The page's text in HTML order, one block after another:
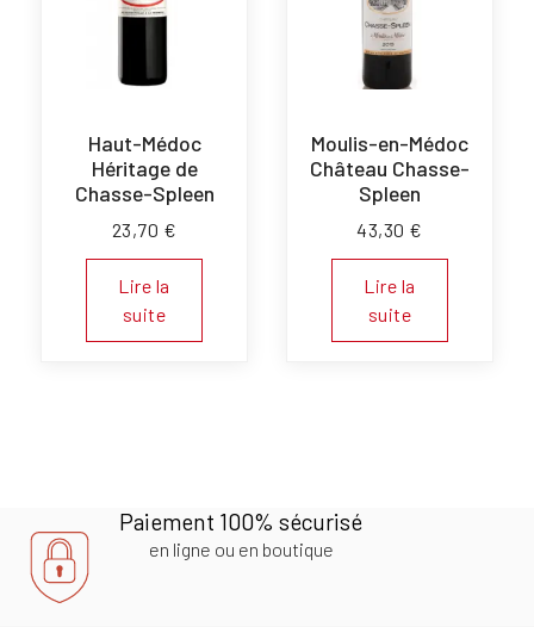
Haut-Médoc
Héritage de
Chasse-Spleen
23,70 €
Lire la
suite
Moulis-en-Médoc
Château Chasse-
Spleen
43,30 €
Lire la
suite
Paiement 100% sécurisé
en ligne ou en boutique